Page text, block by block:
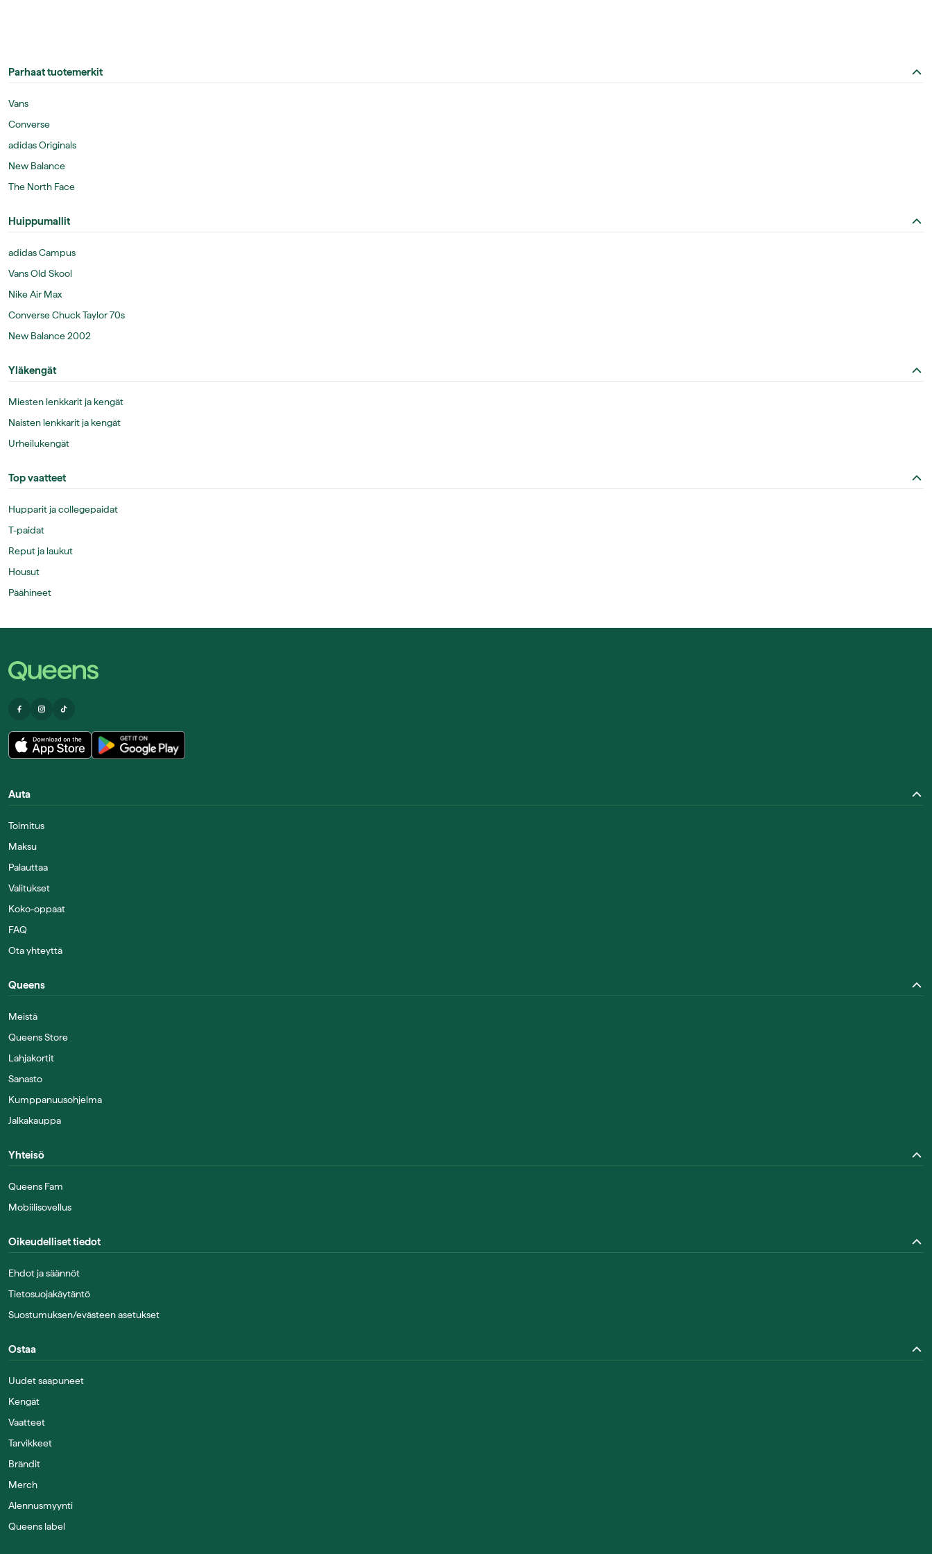
Parhaat tuotemerkit
Vans
Converse
adidas Originals
New Balance
The North Face
Huippumallit
adidas Campus
Vans Old Skool
Nike Air Max
Converse Chuck Taylor 70s
New Balance 2002
Yläkengät
Miesten lenkkarit ja kengät
Naisten lenkkarit ja kengät
Urheilukengät
Top vaatteet
Hupparit ja collegepaidat
T-paidat
Reput ja laukut
Housut
Päähineet
Auta
Toimitus
Maksu
Palauttaa
Valitukset
Koko-oppaat
FAQ
Ota yhteyttä
Queens
Meistä
Queens Store
Lahjakortit
Sanasto
Kumppanuusohjelma
Jalkakauppa
Yhteisö
Queens Fam
Mobiilisovellus
Oikeudelliset tiedot
Ehdot ja säännöt
Tietosuojakäytäntö
Suostumuksen/evästeen asetukset
Ostaa
Uudet saapuneet
Kengät
Vaatteet
Tarvikkeet
Brändit
Merch
Alennusmyynti
Queens label